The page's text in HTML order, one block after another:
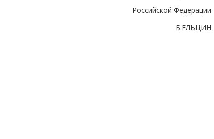
Российской Федерации
Б.ЕЛЬЦИН